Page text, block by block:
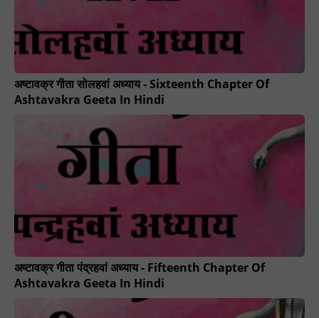
अष्टावक्र गीता सोलहवां अध्याय - Sixteenth Chapter Of
Ashtavakra Geeta In Hindi
अष्टावक्र गीता पंद्रहवां अध्याय - Fifteenth Chapter Of
Ashtavakra Geeta In Hindi